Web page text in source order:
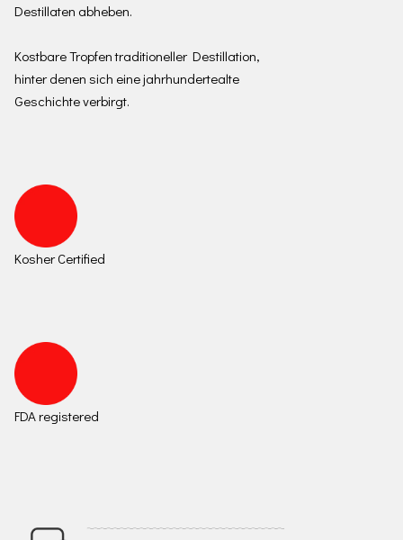
Destillaten abheben.
Kostbare Tropfen traditioneller Destillation,
hinter denen sich eine jahrhundertealte
Geschichte verbirgt.
Kosher Certified
FDA registered